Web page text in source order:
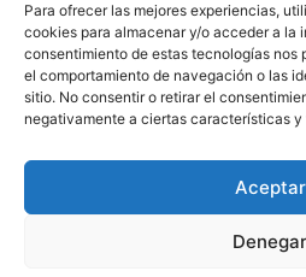
Para ofrecer las mejores experiencias,
cookies para almacenar y/o acceder a la
consentimiento de estas tecnologías nos
el comportamiento de navegación o las
sitio. No consentir o retirar el
negativamente a ciertas características
Aceptar
Denegar